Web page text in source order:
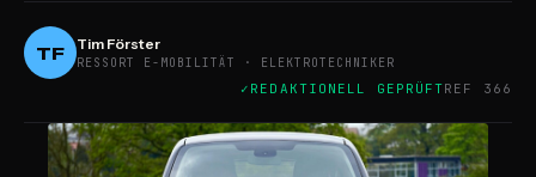
TF Tim Förster
RESSORT E-MOBILITÄT · ELEKTROTECHNIKER
REDAKTIONELL GEPRÜFTREF 366